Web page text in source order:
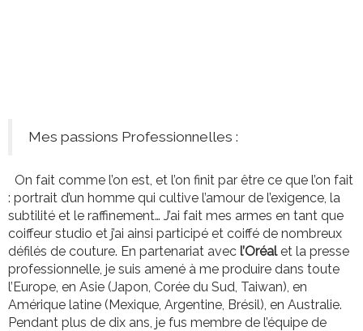
Mes passions Professionnelles :
On fait comme l’on est, et l’on finit par être ce que l’on fait
: portrait d’un homme qui cultive l’amour de l’exigence, la
subtilité et le raffinement… J’ai fait mes armes en tant que
coiffeur studio et j’ai ainsi participé et coiffé de nombreux
défilés de couture. En partenariat avec l’Oréalet la presse
professionnelle, je suis amené à me produire dans toute
l’Europe, en Asie (Japon, Corée du Sud, Taiwan), en
Amérique latine (Mexique, Argentine, Brésil), en Australie.
Pendant plus de dix ans, je fus membre de l’équipe de